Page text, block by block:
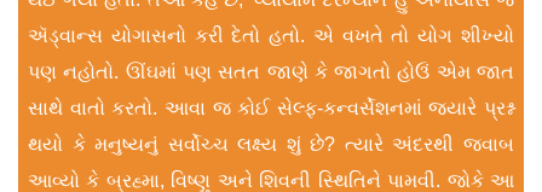
ઍડ્વાન્સ યોગાસનો કરી દેતો હતો. એ વખતે તો યોગ શીખ્યો
પણ નહોતો. ઊંઘમાં પણ સતત જાણે કે જાગતો હોઉં એમ જાત
સાથે વાતો કરતો. આવા જ કોઈ સેલ્ફ-કન્વર્સેશનમાં જ્યારે પ્રશ્ન
થયો કે મનુષ્યનું સર્વોચ્ચ લક્ષ્ય શું છે? ત્યારે અંદરથી જવાબ
આવ્યો કે બ્રહ્મા, વિષ્ણુ અને શિવની સ્થિતિને પામવી. જોકે આ